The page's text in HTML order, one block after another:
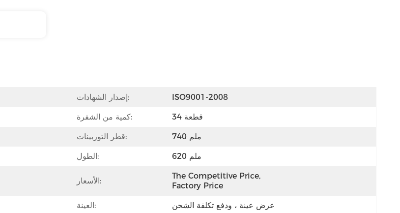
إصدار الشهادات: ISO9001-2008
كمية من الشفرة: 34 قطعة
قطر التوربينات: 740 ملم
الطول: 620 ملم
الأسعار:
The Competitive Price,
Factory Price
العينة: عرض عينة ، ودفع تكلفة الشحن